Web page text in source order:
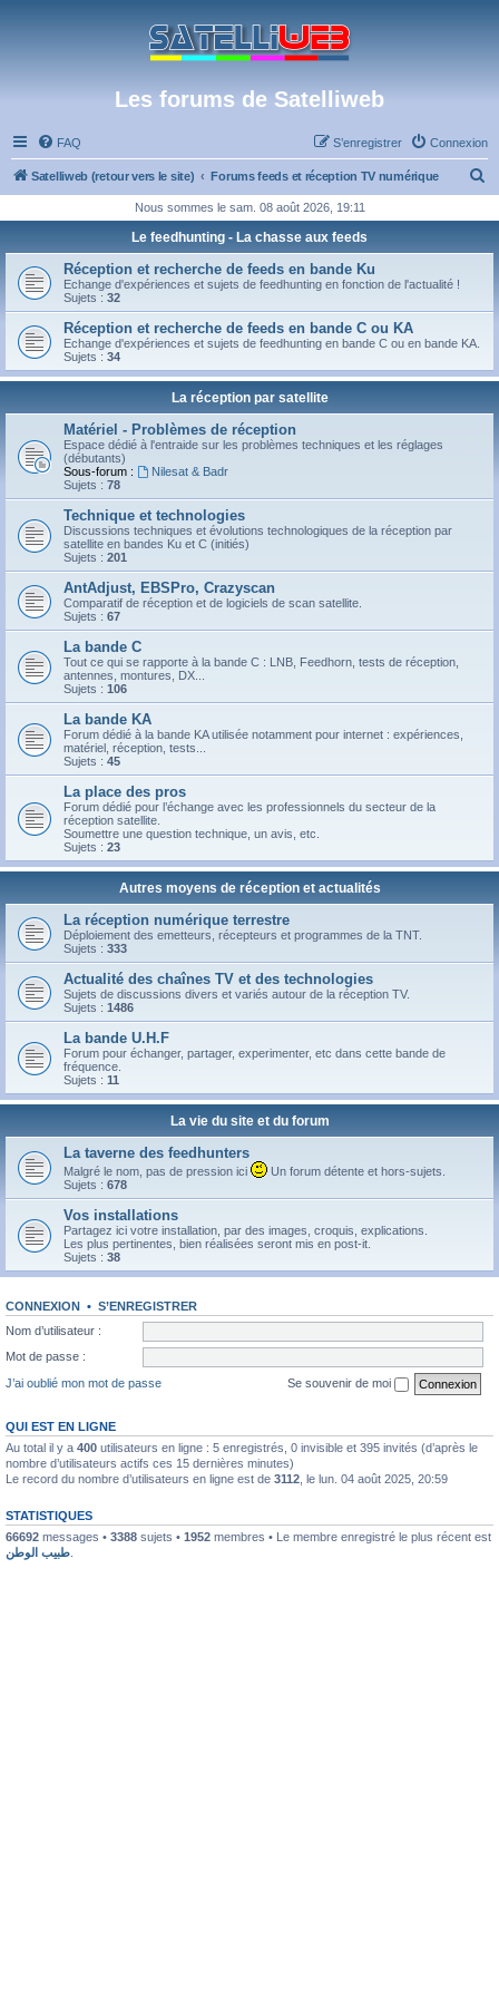
Les forums de Satelliweb
FAQ Connexion
S’enregistrer
Satelliweb (retour vers le site) Forums feeds et réception TV numérique
h
r
r
Nous sommes le sam. 08 août 2026, 19:11
Le feedhunting - La chasse aux feeds
Réception et recherche de feeds en bande Ku
Echange d'expériences et sujets de feedhunting en fonction de l'actualité !
Sujets : 32
Réception et recherche de feeds en bande C ou KA
Echange d'expériences et sujets de feedhunting en bande C ou en bande KA.
Sujets : 34
La réception par satellite
Matériel - Problèmes de réception
Espace dédié à l'entraide sur les problèmes techniques et les réglages
(débutants)
Sous-forum :
Nilesat & Badr
Sujets : 78
Technique et technologies
Discussions techniques et évolutions technologiques de la réception par
satellite en bandes Ku et C (initiés)
Sujets : 201
AntAdjust, EBSPro, Crazyscan
Comparatif de réception et de logiciels de scan satellite.
Sujets : 67
La bande C
Tout ce qui se rapporte à la bande C : LNB, Feedhorn, tests de réception,
antennes, montures, DX...
Sujets : 106
La bande KA
Forum dédié à la bande KA utilisée notamment pour internet : expériences,
matériel, réception, tests...
Sujets : 45
La place des pros
Forum dédié pour l’échange avec les professionnels du secteur de la
réception satellite.
Soumettre une question technique, un avis, etc.
Sujets : 23
Autres moyens de réception et actualités
La réception numérique terrestre
Déploiement des emetteurs, récepteurs et programmes de la TNT.
Sujets : 333
Actualité des chaînes TV et des technologies
Sujets de discussions divers et variés autour de la réception TV.
Sujets : 1486
La bande U.H.F
Forum pour échanger, partager, experimenter, etc dans cette bande de
fréquence.
Sujets : 11
La vie du site et du forum
La taverne des feedhunters
Malgré le nom, pas de pression ici
Un forum détente et hors-sujets.
Sujets : 678
Vos installations
Partagez ici votre installation, par des images, croquis, explications.
Les plus pertinentes, bien réalisées seront mis en post-it.
Sujets : 38
CONNEXION • S’ENREGISTRER
Nom d’utilisateur :
Mot de passe :
J’ai oublié mon mot de passe
Se souvenir de moi
QUI EST EN LIGNE
Au total il y a 400 utilisateurs en ligne : 5 enregistrés, 0 invisible et 395 invités (d’après le
nombre d’utilisateurs actifs ces 15 dernières minutes)
Le record du nombre d’utilisateurs en ligne est de 3112 , le lun. 04 août 2025, 20:59
STATISTIQUES
66692 messages • 3388 sujets • 1952 membres • Le membre enregistré le plus récent est
طبيب الوطن